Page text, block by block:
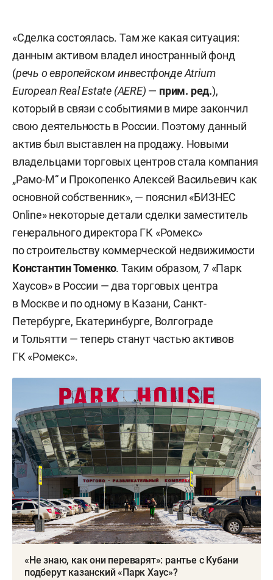
«Сделка состоялась. Там же какая ситуация:
данным активом владел иностранный фонд
(речь о европейском инвестфонде Atrium
European Real Estate (AERE) — прим. ред.),
который в связи с событиями в мире закончил
свою деятельность в России. Поэтому данный
актив был выставлен на продажу. Новыми
владельцами торговых центров стала компания
„Рамо-М“ и Прокопенко Алексей Васильевич как
основной собственник», — пояснил «БИЗНЕС
Online» некоторые детали сделки заместитель
генерального директора ГК «Ромекс»
по строительству коммерческой недвижимости
Константин Томенко. Таким образом, 7 «Парк
Хаусов» в России — два торговых центра
в Москве и по одному в Казани, Санкт-
Петербурге, Екатеринбурге, Волгограде
и Тольятти — теперь станут частью активов
ГК «Ромекс».
«Не знаю, как они переварят»: рантье с Кубани
подберут казанский «Парк Хаус»?